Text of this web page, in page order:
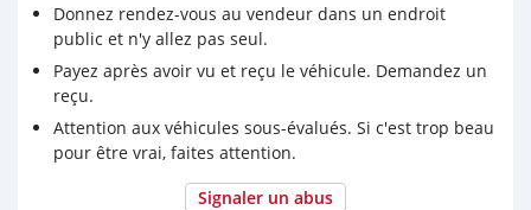
Donnez rendez-vous au vendeur dans un endroit
public et n'y allez pas seul.
Payez après avoir vu et reçu le véhicule. Demandez un
reçu.
Attention aux véhicules sous-évalués. Si c'est trop beau
pour être vrai, faites attention.
Signaler un abus